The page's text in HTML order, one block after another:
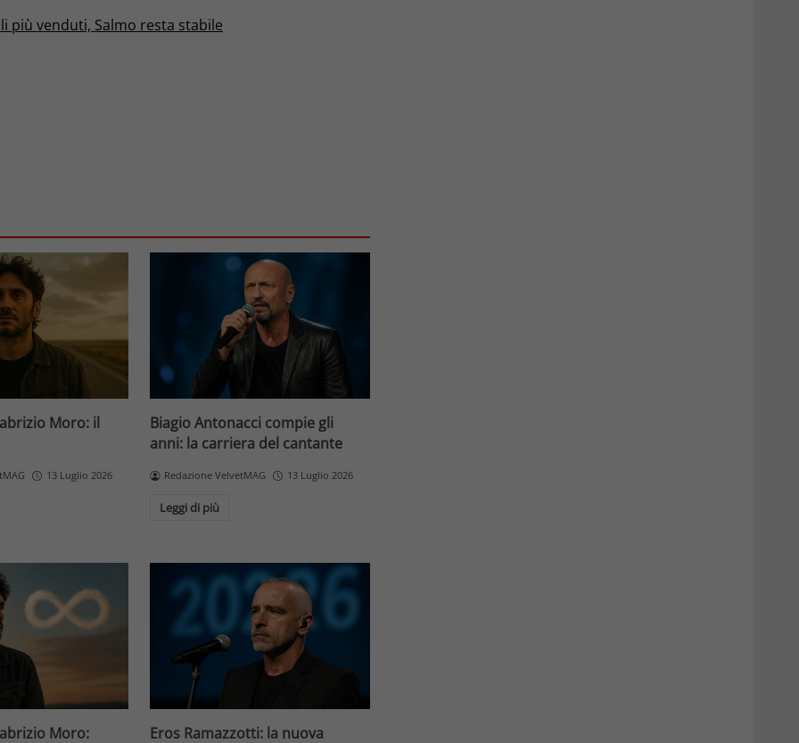
più venduti, Salmo resta stabile
Moro: il
13 Luglio 2026
Biagio Antonacci compie gli
anni: la carriera del cantante
Redazione VelvetMAG 13 Luglio 2026
Leggi di più
Moro: Eros Ramazzotti: la nuova